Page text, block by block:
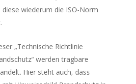
wiederum die ISO-Norm
„Technische Richtlinie
werden tragbare
Hier steht auch, dass